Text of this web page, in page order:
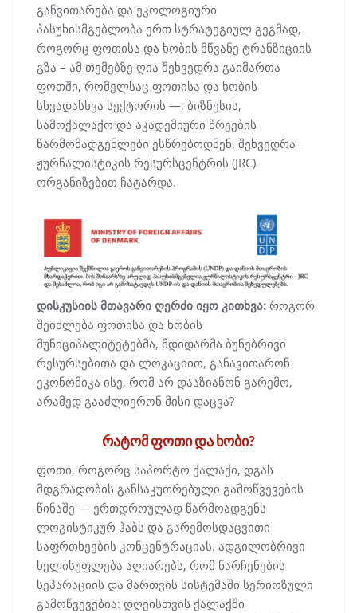
განვითარება და ეკოლოგიური
პასუხისმგებლობა ერთ სტრატეგიულ გეგმად,
როგორც ფოთისა და ხობის მწვანე ტრანზიციის
გზა – ამ თემებზე ღია შეხვედრა გაიმართა
ფოთში, რომელსაც ფოთისა და ხობის
სხვადასხვა სექტორის —, ბიზნესის,
სამოქალაქო და აკადემიური წრეების
წარმომადგენლები ესწრებოდნენ. შეხვედრა
ჟურნალისტიკის რესურსცენტრის (JRC)
ორგანიზებით ჩატარდა.
დისკუსიის მთავარი ღერძი იყო კითხვა: როგორ
შეიძლება ფოთისა და ხობის
მუნიციპალიტეტებმა, მდიდარმა ბუნებრივი
რესურსებითა და ლოკაციით, განავითარონ
ეკონომიკა ისე, რომ არ დააზიანონ გარემო,
არამედ გააძლიერონ მისი დაცვა?
რატომ ფოთი და ხობი?
ფოთი, როგორც საპორტო ქალაქი, დგას
მდგრადობის განსაკუთრებული გამოწვევების
წინაშე — ერთდროულად წარმოადგენს
ლოგისტიკურ ჰაბს და გარემოსდაცვითი
საფრთხეების კონცენტრაციას. ადგილობრივი
ხელისუფლება აღიარებს, რომ ნარჩენების
სეპარაციის და მართვის სისტემაში სერიოზული
გამოწვევებია: დღეისთვის ქალაქში